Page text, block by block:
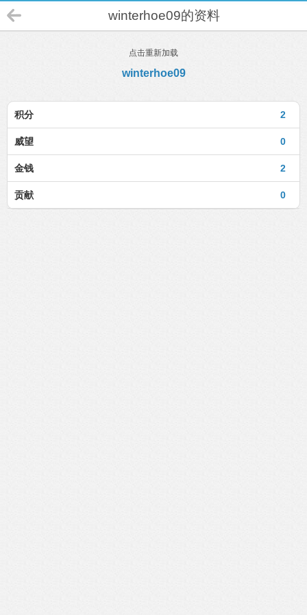
winterhoe09的资料
点击重新加载
winterhoe09
2
积分
0
威望
2
金钱
0
贡献